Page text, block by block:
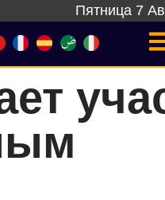
Пятница 7